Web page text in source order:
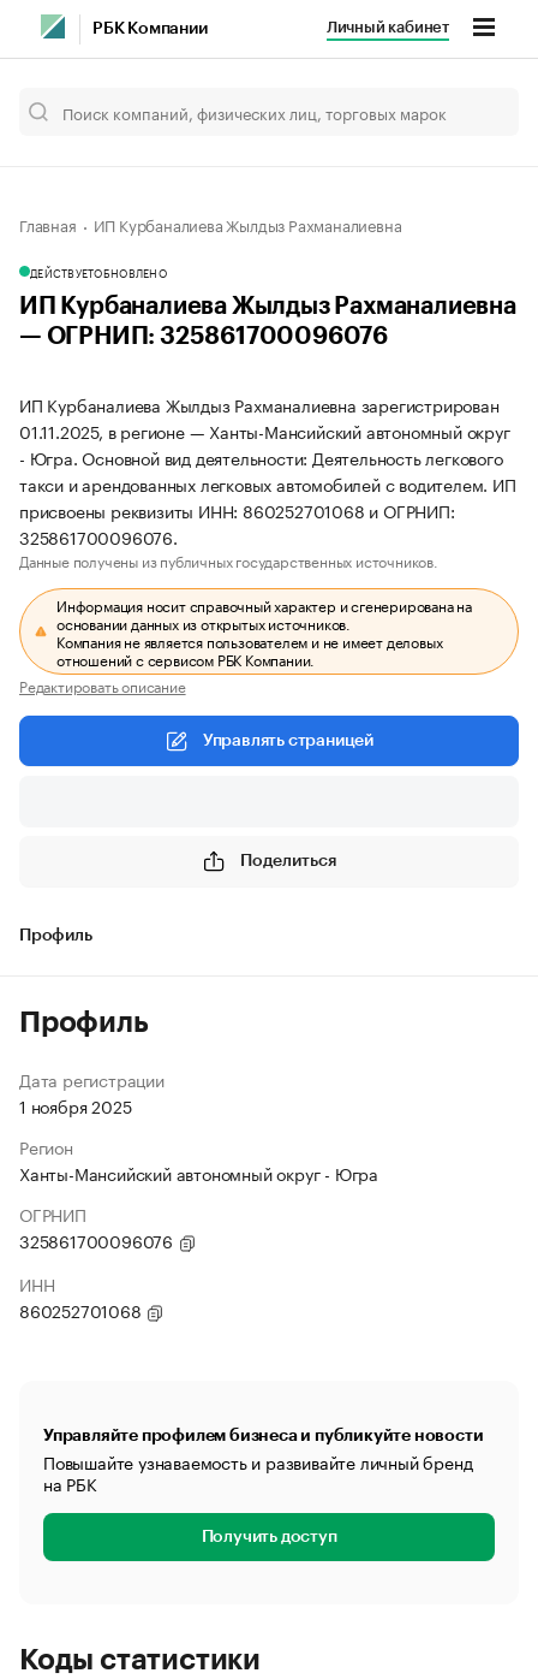
РБК Компании Личный кабинет
Главная ИП Курбаналиева Жылдыз Рахманалиевна
ДЕЙСТВУЕТОБНОВЛЕНО
ИП Курбаналиева Жылдыз Рахманалиевна
— ОГРНИП: 325861700096076
ИП Курбаналиева Жылдыз Рахманалиевна зарегистрирован
01.11.2025, в регионе — Ханты-Мансийский автономный округ
- Югра. Основной вид деятельности: Деятельность легкового
такси и арендованных легковых автомобилей с водителем. ИП
присвоены реквизиты ИНН: 860252701068 и ОГРНИП:
325861700096076.
Данные получены из публичных государственных источников.
Информация носит справочный характер и сгенерирована на
основании данных из открытых источников.
Компания не является пользователем и не имеет деловых
отношений с сервисом РБК Компании.
Редактировать описание
Управлять страницей
Поделиться
Профиль
Профиль
Дата регистрации
1 ноября 2025
Регион
Ханты-Мансийский автономный округ - Югра
ОГРНИП
325861700096076
ИНН
860252701068
Управляйте профилем бизнеса и публикуйте новости
Повышайте узнаваемость и развивайте личный бренд
на РБК
Получить доступ
Коды статистики